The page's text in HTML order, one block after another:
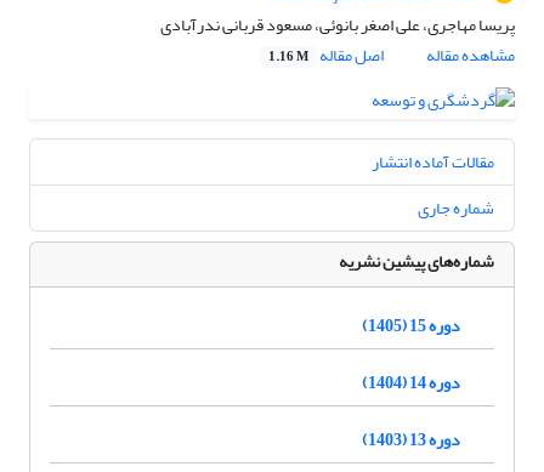
پریسا مهاجری، علی اصغر بانوئی، مسعود قربانی ندرآبادی
مشاهده مقاله
اصل مقاله 1.16 M
مقالات آماده انتشار
شماره جاری
شماره‌های پیشین نشریه
دوره 15 (1405)
دوره 14 (1404)
دوره 13 (1403)